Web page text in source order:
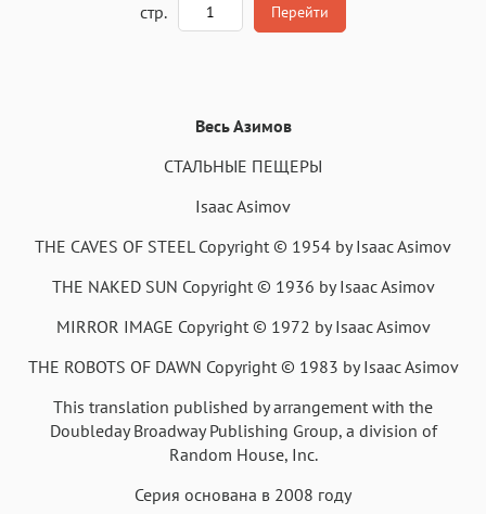
Аа
Roboto
Аа
Garamond
Аа
Fira Sans
Аа
Times
Аа Аа Аа Аа
Аа Аа
Arial Аа
Georgia
Аа
Аа
Courier New
Аа
Menlo
стр. Перейти
Весь Азимов
СТАЛЬНЫЕ ПЕЩЕРЫ
Isaac Asimov
THE CAVES OF STEEL Copyright © 1954 by Isaac Asimov
THE NAKED SUN Copyright © 1936 by Isaac Asimov
MIRROR IMAGE Copyright © 1972 by Isaac Asimov
THE ROBOTS OF DAWN Copyright © 1983 by Isaac Asimov
This translation published by arrangement with the
Doubleday Broadway Publishing Group, a division of
Random House, Inc.
Серия основана в 2008 году